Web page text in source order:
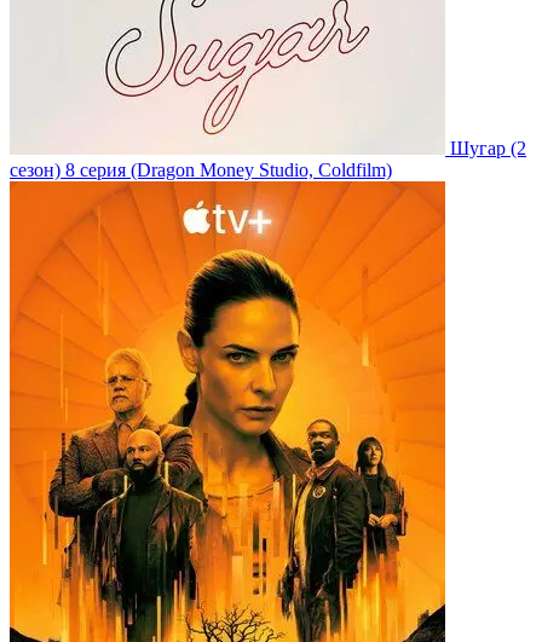
Шугар (2
сезон) 8 серия (Dragon Money Studio, Coldfilm)